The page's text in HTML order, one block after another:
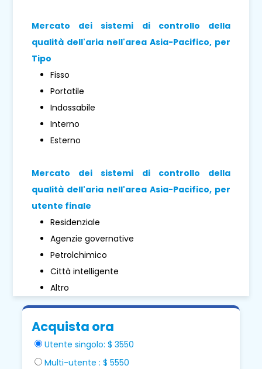
Mercato dei sistemi di controllo della
qualità dell'aria nell'area Asia-Pacifico, per
Tipo
Fisso
Portatile
Indossabile
Interno
Esterno
Mercato dei sistemi di controllo della
qualità dell'aria nell'area Asia-Pacifico, per
utente finale
Residenziale
Agenzie governative
Petrolchimico
Città intelligente
Altro
Acquista ora
Utente singolo: $ 3550
Multi-utente : $ 5550